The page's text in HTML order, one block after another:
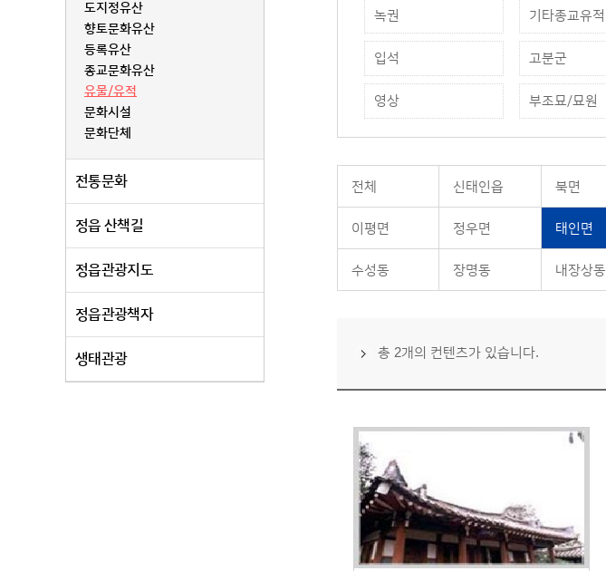
도지정유산
향토문화유산
등록유산
종교문화유산
유물/유적
문화시설
문화단체
전통문화
정읍 산책길
정읍관광지도
정읍관광책자
생태관광
녹권 기타종교유적
입석 고분군
영상 부조묘/묘원
전체 신태인읍 북면
이평면 정우면 태인면
수성동 장명동 내장상동
총 2개의 컨텐츠가 있습니다.